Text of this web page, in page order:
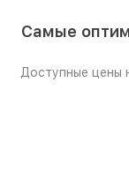
Самые
Доступные цены